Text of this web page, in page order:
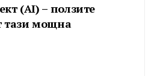
(AI) – ползите
тази мощна